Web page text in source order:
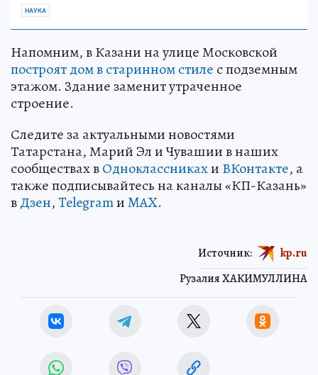
НАУКА
Напомним, в Казани на улице Московской
построят дом в старинном стиле с подземным
этажом. Здание заменит утраченное
строение.
Следите за актуальными новостями
Татарстана, Марий Эл и Чувашии в наших
сообществах вОдноклассникахи ВКонтакте, а
также подписывайтесь на каналы «КП-Казань»
вДзен,TelegramиMAX.
Рузалия ХАКИМУЛЛИНА
Источник: kp.ru